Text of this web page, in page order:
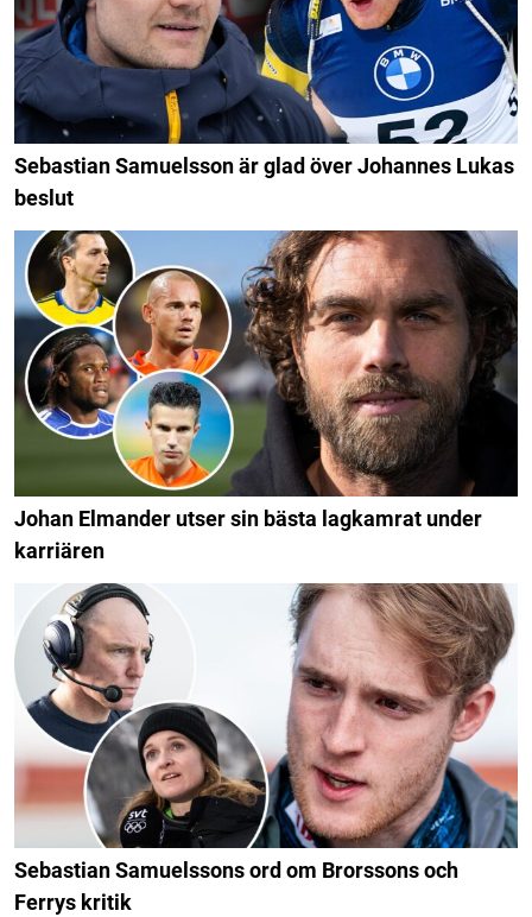
Sebastian Samuelsson är glad över Johannes Lukas
beslut
Johan Elmander utser sin bästa lagkamrat under
karriären
Sebastian Samuelssons ord om Brorssons och
Ferrys kritik